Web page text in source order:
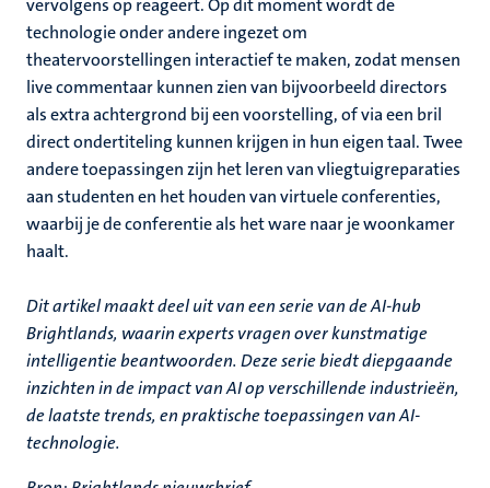
vervolgens op reageert. Op dit moment wordt de
technologie onder andere ingezet om
theatervoorstellingen interactief te maken, zodat mensen
live commentaar kunnen zien van bijvoorbeeld directors
als extra achtergrond bij een voorstelling, of via een bril
direct ondertiteling kunnen krijgen in hun eigen taal. Twee
andere toepassingen zijn het leren van vliegtuigreparaties
aan studenten en het houden van virtuele conferenties,
waarbij je de conferentie als het ware naar je woonkamer
haalt.
Dit artikel maakt deel uit van een serie van de AI-hub
Brightlands, waarin experts vragen over kunstmatige
intelligentie beantwoorden. Deze serie biedt diepgaande
inzichten in de impact van AI op verschillende industrieën,
de laatste trends, en praktische toepassingen van AI-
technologie.